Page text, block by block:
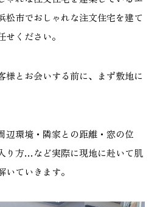
松市でおしゃれな注文住宅を建て
ください。
様とお会いする前に、まず敷地に
環境・隣家との距離・窓の位
り方…など実際に現地に赴いて肌
ていきます。